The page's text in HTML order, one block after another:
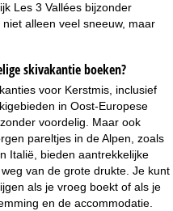
Les 3 Vallées bijzonder
alleen veel sneeuw, maar
skivakantie boeken?
voor Kerstmis, inclusief
in Oost-Europese
voordelig. Maar ook
pareltjes in de Alpen, zoals
Italië, bieden aantrekkelijke
van de grote drukte. Je kunt
als je vroeg boekt of als je
en de accommodatie.